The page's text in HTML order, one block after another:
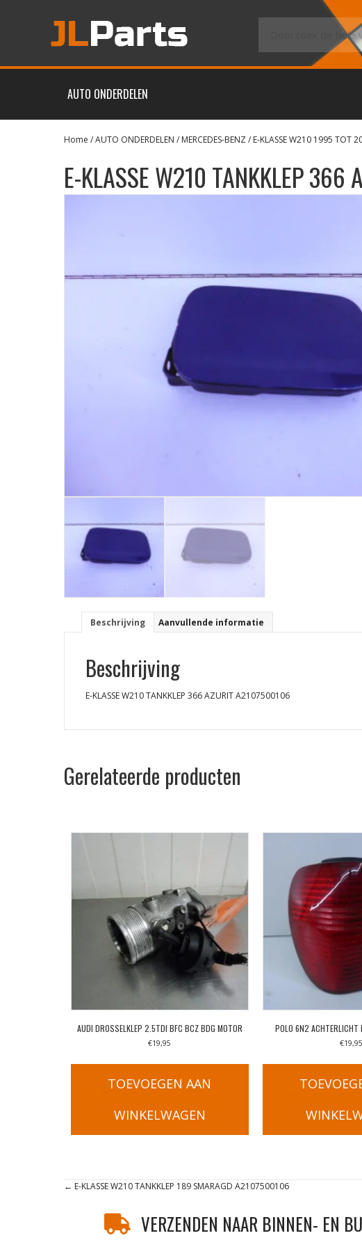
AUTO ONDERDELEN
Home /AUTO ONDERDELEN / MERCEDES-BENZ/ E-KLASSE W210 1995 TOT
E-KLASSE W210 TANKKLEP
Beschrijving Aanvullende informatie
Beschrijving
E-KLASSE W210 TANKKLEP 366 AZURIT A2107500106
Gerelateerde producten
AUDI DROSSELKLEP 2.5TDI BFC BCZ BDG MOTOR
€19,95
TOEVOEGEN AAN
WINKELWAGEN
POLO 6N2
€19,95
Posts
navigation
← E-KLASSE W210 TANKKLEP 189 SMARAGD A2107500106
VERZENDEN NAAR BINNEN- EN